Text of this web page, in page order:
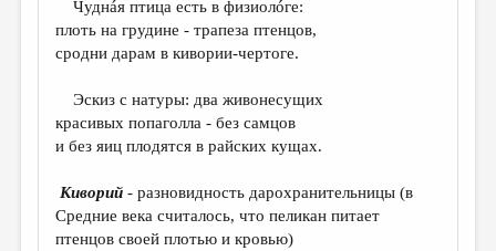
КУЛЬТУРОВЕДЕНИЕ
РЕЦЕНЗИРОВАНИЕ
ЦИКЛЫ ПУБЛИКАЦИЙ
ТРЕДИАКОВСКИЙ
МЕДИА
Чуднáя птица есть в физиолóге:
плоть на грудине - трапеза птенцов,
сродни дарам в кивории-чертоге.
Эскиз с натуры: два живонесущих
красивых попаголла - без самцов
и без яиц плодятся в райских кущах.
Киворий - разновидность дарохранительницы (в
Средние века считалось, что пеликан питает
птенцов своей плотью и кровью)